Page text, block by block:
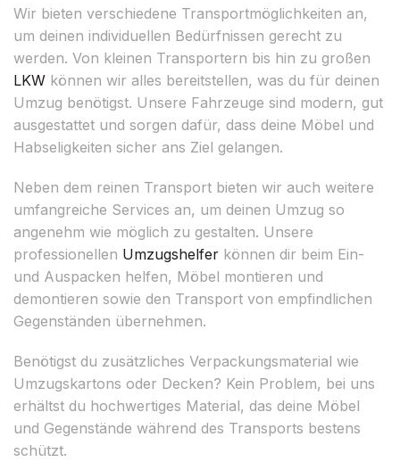
Wir bieten verschiedene Transportmöglichkeiten an,
um deinen individuellen Bedürfnissen gerecht zu
werden. Von kleinen Transportern bis hin zu großen
LKW können wir alles bereitstellen, was du für deinen
Umzug benötigst. Unsere Fahrzeuge sind modern, gut
ausgestattet und sorgen dafür, dass deine Möbel und
Habseligkeiten sicher ans Ziel gelangen.
Neben dem reinen Transport bieten wir auch weitere
umfangreiche Services an, um deinen Umzug so
angenehm wie möglich zu gestalten. Unsere
professionellen Umzugshelfer können dir beim Ein-
und Auspacken helfen, Möbel montieren und
demontieren sowie den Transport von empfindlichen
Gegenständen übernehmen.
Benötigst du zusätzliches Verpackungsmaterial wie
Umzugskartons oder Decken? Kein Problem, bei uns
erhältst du hochwertiges Material, das deine Möbel
und Gegenstände während des Transports bestens
schützt.